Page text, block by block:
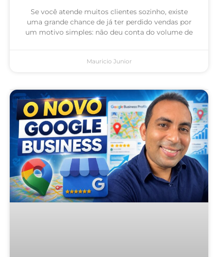
Se você atende muitos clientes sozinho, existe
uma grande chance de já ter perdido vendas por
um motivo simples: não deu conta do volume de
Mauricio Junior